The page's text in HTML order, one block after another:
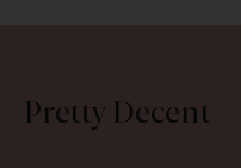
Pretty Decent